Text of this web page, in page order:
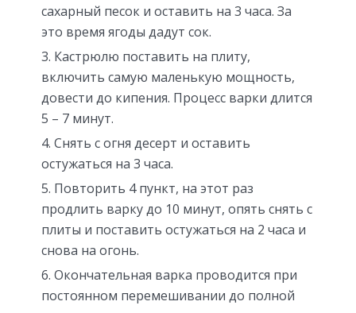
сахарный песок и оставить на 3 часа. За
это время ягоды дадут сок.
Кастрюлю поставить на плиту,
включить самую маленькую мощность,
довести до кипения. Процесс варки длится
5 – 7 минут.
Снять с огня десерт и оставить
остужаться на 3 часа.
Повторить 4 пункт, на этот раз
продлить варку до 10 минут, опять снять с
плиты и поставить остужаться на 2 часа и
снова на огонь.
Окончательная варка проводится при
постоянном перемешивании до полной